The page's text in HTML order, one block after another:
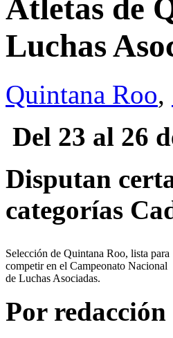
Atletas de
Luchas
Quintana Roo,
Del 23 al 26
Disputan
categorías
Selección de Quintana Roo, lista para
competir en el Campeonato Nacional
de Luchas Asociadas.
Por